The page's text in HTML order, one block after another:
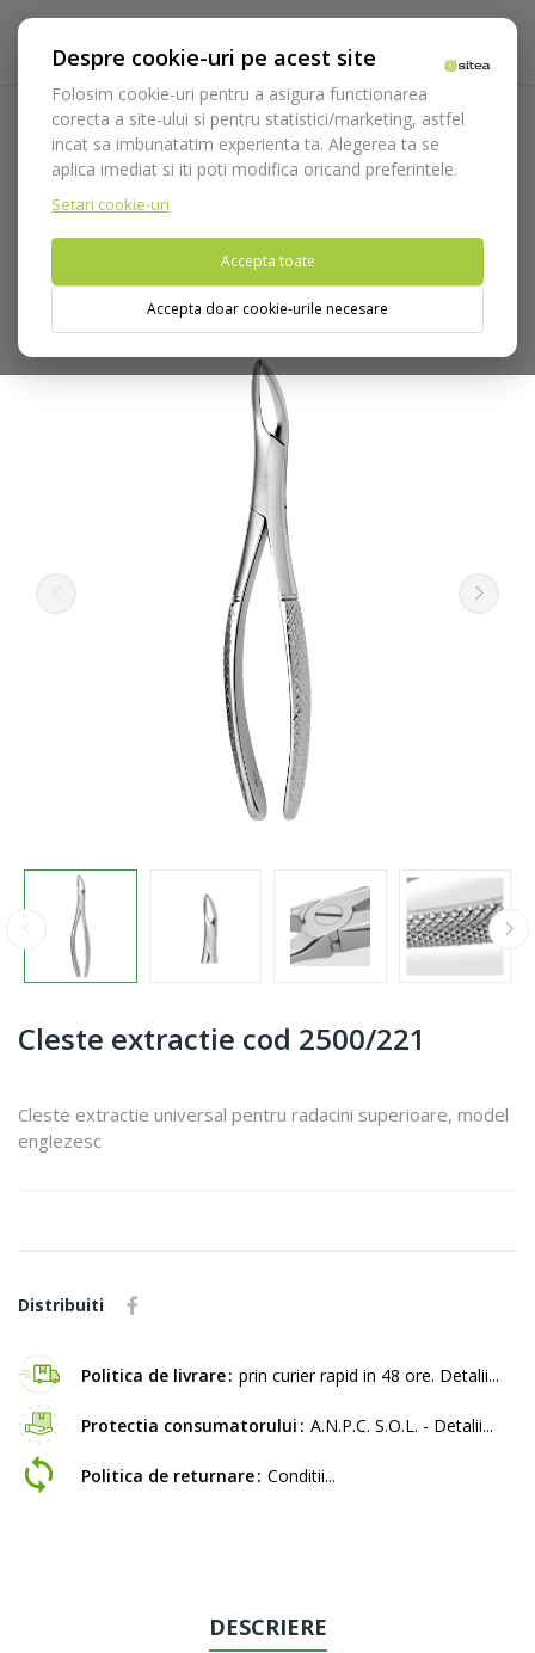
Despre cookie-uri pe acest site
Folosim cookie-uri pentru a asigura functionarea
corecta a site-ului si pentru statistici/marketing, astfel
incat sa imbunatatim experienta ta. Alegerea ta se
aplica imediat si iti poti modifica oricand preferintele.
Setari cookie-uri
Accepta toate
Accepta doar cookie-urile necesare
Acasa Instrumentar
Chirurgie si implantologie
Instrumentar extractie
Clesti Radacini
Cleste extractie
cod 2500/221
Nu puteti plasa comenzi din tara din care accesati website-ul
(United States).
Cleste extractie cod 2500/221
Cleste extractie universal pentru radacini superioare, model
englezesc
Distribuiti
Politica de livrare prin curier rapid in 48 ore. Detalii...
Protectia consumatorului A.N.P.C. S.O.L. - Detalii...
Politica de returnare Conditii...
DESCRIERE